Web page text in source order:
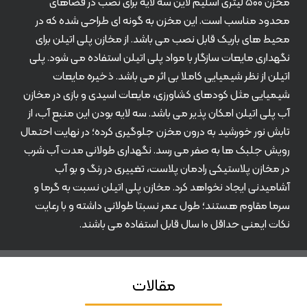
محدود مناسب است. این مخزن به گونه ای طراحی شده که در
محیط های باریک قابل نصب می باشد. از مخازن پلی اتیلن برای
نگهداری مایعات سازگار با مواد پلی اتیلن استفاده می شود. پلی
اتیلن از نظر شیمیایی کاملا بی اثر می باشد. ذخیره مایعات
شیمیایی مثل کودهای کشاورزی، مایعات اسیدی و بازی در مخازن
آب پلی اتیلن امکان پذیر می باشد. سه لایه بودن این منبع آب، از
تابش نور خورشید به درون مخزن جلوگیری کرده؛ در نهایت احتمال
رویش جلبک ها به صفر می رسد. نگهداری طولانی مدت آب شرب
در مخازن پلاستیکی رادمان پلاست، تغییری در رنگ و بو آب
آشامیدنی ایجاد نخواهد کرد. مخازن پلی اتیلن نسبت به گرما و
سرما مقاوم هستند؛ طول عمر نسبتا طولانی داشته و با رعایت
نکات ایمنی حداقل ۱۰ سال قابل استفاده می باشند.
مقالات